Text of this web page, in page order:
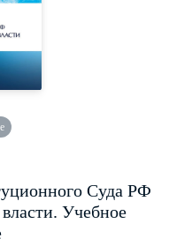
Суда РФ
Учебное